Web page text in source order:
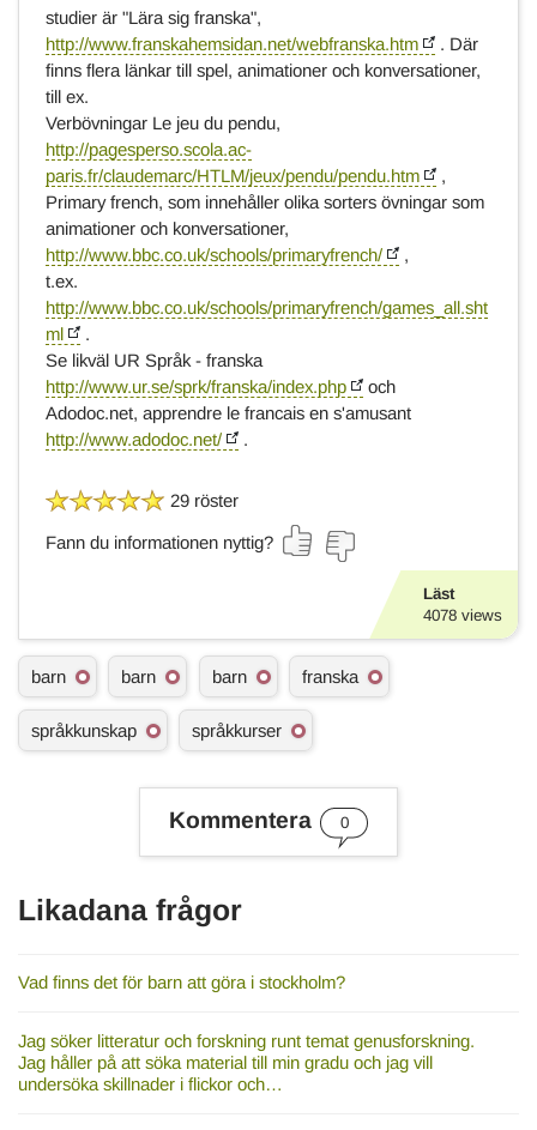
studier är "Lära sig franska",
http://www.franskahemsidan.net/webfranska.htm
. Där
finns flera länkar till spel, animationer och konversationer,
till ex.
Verbövningar Le jeu du pendu,
http://pagesperso.scola.ac-
paris.fr/claudemarc/HTLM/jeux/pendu/pendu.htm
,
Primary french, som innehåller olika sorters övningar som
animationer och konversationer,
http://www.bbc.co.uk/schools/primaryfrench/
,
t.ex.
http://www.bbc.co.uk/schools/primaryfrench/games_all.sht
ml
.
Se likväl UR Språk - franska
http://www.ur.se/sprk/franska/index.php
och
Adodoc.net, apprendre le francais en s'amusant
http://www.adodoc.net/
.
29 röster
Fann du informationen nyttig?
Läst
4078views
Ä
m
n
s
barn barn barn franska
språkkunskap språkkurser
Kommentera 0
Likadana frågor
Vad finns det för barn att göra i stockholm?
Jag söker litteratur och forskning runt temat genusforskning.
Jag håller på att söka material till min gradu och jag vill
undersöka skillnader i flickor och…